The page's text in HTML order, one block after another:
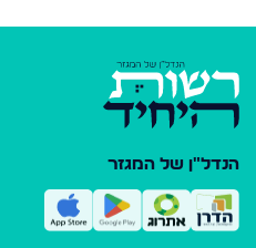
הנדל"ן של המגזר